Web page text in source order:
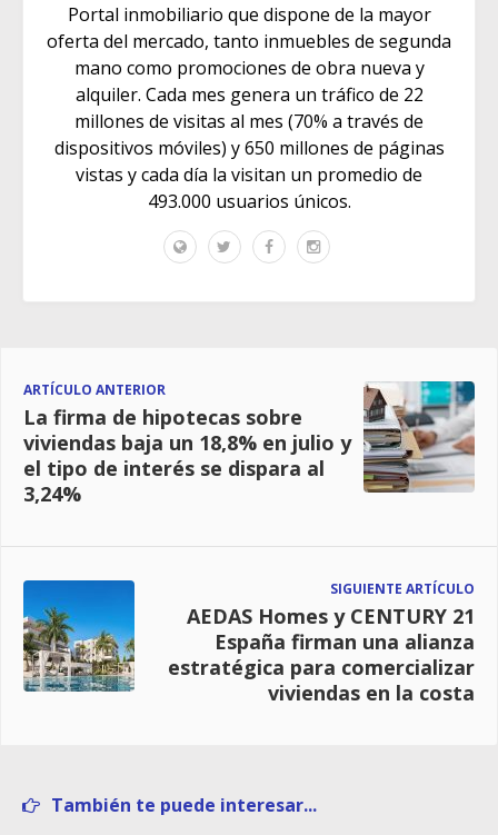
Portal inmobiliario que dispone de la mayor
oferta del mercado, tanto inmuebles de segunda
mano como promociones de obra nueva y
alquiler. Cada mes genera un tráfico de 22
millones de visitas al mes (70% a través de
dispositivos móviles) y 650 millones de páginas
vistas y cada día la visitan un promedio de
493.000 usuarios únicos.
ARTÍCULO ANTERIOR
La firma de hipotecas sobre
viviendas baja un 18,8% en julio y
el tipo de interés se dispara al
3,24%
SIGUIENTE ARTÍCULO
AEDAS Homes y CENTURY 21
España firman una alianza
estratégica para comercializar
viviendas en la costa
También te puede interesar...